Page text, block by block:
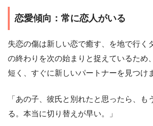
恋愛傾向：常に恋人がいる
失恋の傷は新しい恋で癒す、を地で行く
の終わりを次の始まりと捉えているため
短く、すぐに新しいパートナーを見つけ
「あの子、彼氏と別れたと思ったら、も
る。本当に切り替えが早い。」